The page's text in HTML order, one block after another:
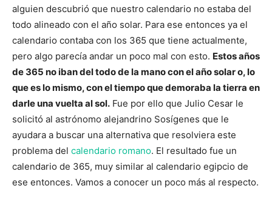
alguien descubrió que nuestro calendario no estaba del
todo alineado con el año solar. Para ese entonces ya el
calendario contaba con los 365 que tiene actualmente,
pero algo parecía andar un poco mal con esto. Estos años
de 365 no iban del todo de la mano con el año solar o, lo
que es lo mismo, con el tiempo que demoraba la tierra en
darle una vuelta al sol. Fue por ello que Julio Cesar le
solicitó al astrónomo alejandrino Sosígenes que le
ayudara a buscar una alternativa que resolviera este
problema del calendario romano. El resultado fue un
calendario de 365, muy similar al calendario egipcio de
ese entonces. Vamos a conocer un poco más al respecto.